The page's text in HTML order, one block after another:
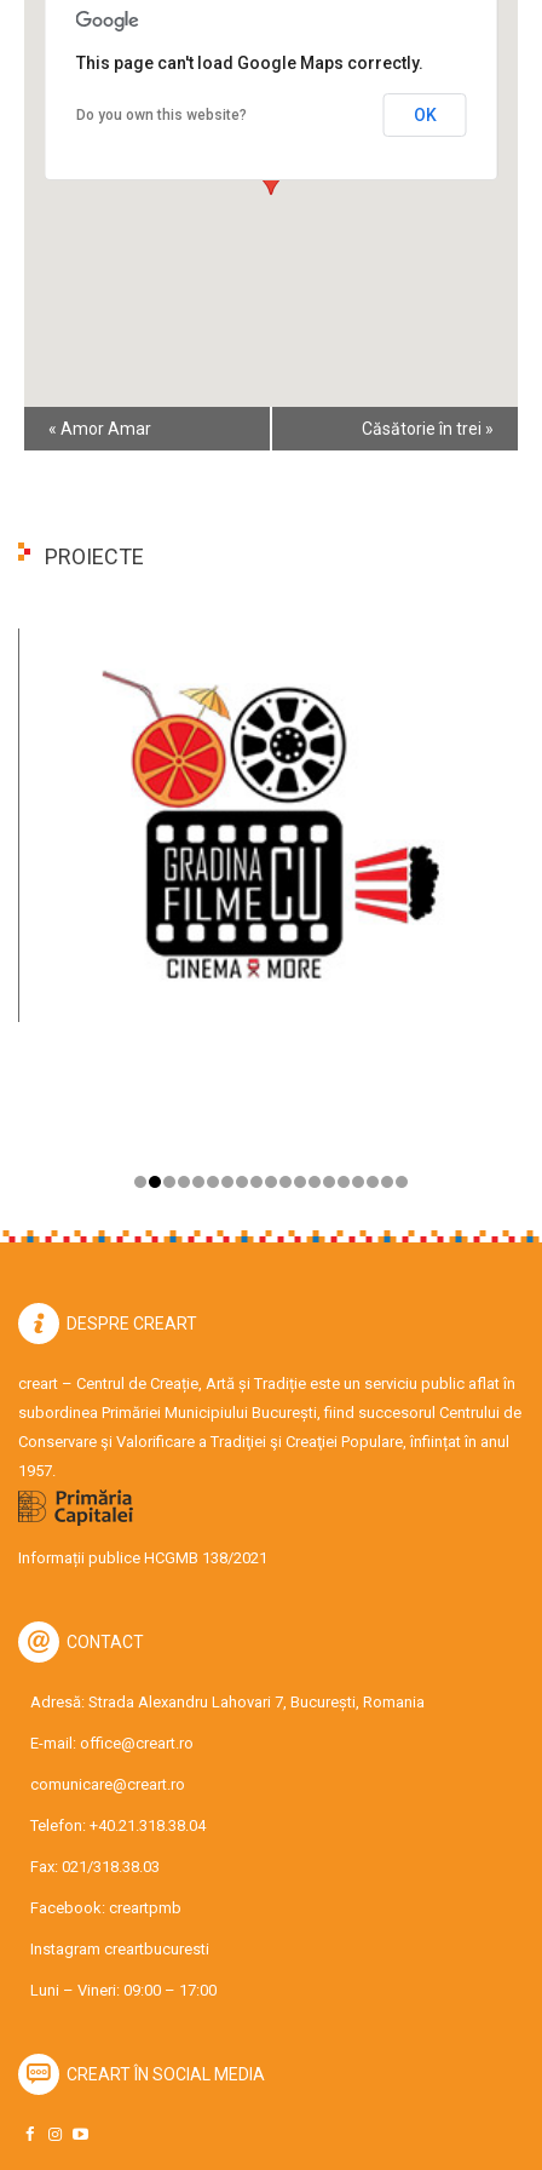
This page can't load Google Maps correctly.
Do you own this website? OK
Event
Navigation
« Amor Amar Căsătorie în trei »
PROIECTE
DESPRE CREART
creart – Centrul de Creație, Artă și Tradiție este un serviciu public aflat în
subordinea Primăriei Municipiului București, fiind succesorul Centrului de
Conservare şi Valorificare a Tradiţiei şi Creaţiei Populare, înființat în anul
1957.
Informații publice HCGMB 138/2021
CONTACT
Adresă: Strada Alexandru Lahovari 7, București, Romania
E-mail: office@creart.ro
comunicare@creart.ro
Telefon: +40.21.318.38.04
Fax: 021/318.38.03
Facebook: creartpmb
Instagram creartbucuresti
Luni – Vineri: 09:00 – 17:00
CREART ÎN SOCIAL MEDIA